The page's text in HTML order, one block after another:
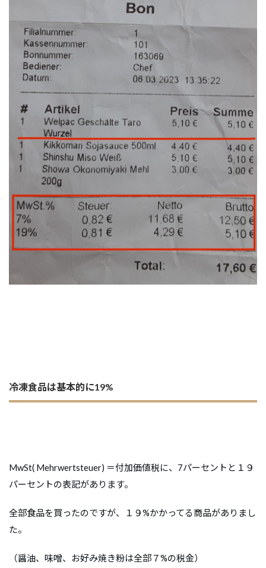
冷凍食品は基本的に19%
MwSt( Mehrwertsteuer) ＝付加価値税に、7パーセントと１９
パーセントの表記があります。
全部食品を買ったのですが、１９%かかってる商品がありまし
た。
（醤油、味噌、お好み焼き粉は全部７%の税金）